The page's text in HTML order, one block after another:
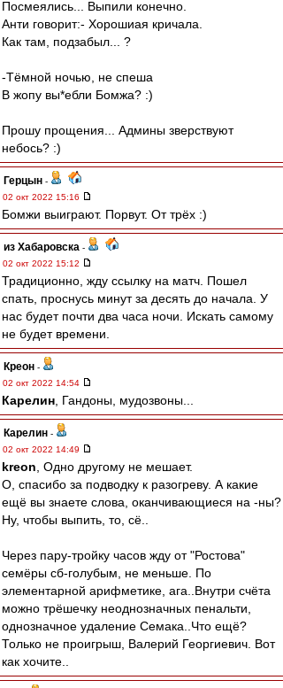
Посмеялись... Выпили конечно.
Анти говорит:- Хорошиая кричала.
Как там, подзабыл... ?
-Тёмной ночью, не спеша
В жопу вы*ебли Бомжа? :)
Прошу прощения... Админы зверствуют
небось? :)
Герцын -
02 окт 2022 15:16
Бомжи выиграют. Порвут. От трёх :)
из Хабаровска -
02 окт 2022 15:12
Традиционно, жду ссылку на матч. Пошел
спать, проснусь минут за десять до начала. У
нас будет почти два часа ночи. Искать самому
не будет времени.
Креон -
02 окт 2022 14:54
Карелин , Гандоны, мудозвоны...
Карелин -
02 окт 2022 14:49
kreon , Одно другому не мешает.
О, спасибо за подводку к разогреву. А какие
ещё вы знаете слова, оканчивающиеся на -ны?
Ну, чтобы выпить, то, сё..
Через пару-тройку часов жду от "Ростова"
семёры сб-голубым, не меньше. По
элементарной арифметике, ага..Внутри счёта
можно трёшечку неоднозначных пенальти,
однозначное удаление Семака..Что ещё?
Только не проигрыш, Валерий Георгиевич. Вот
как хочите..